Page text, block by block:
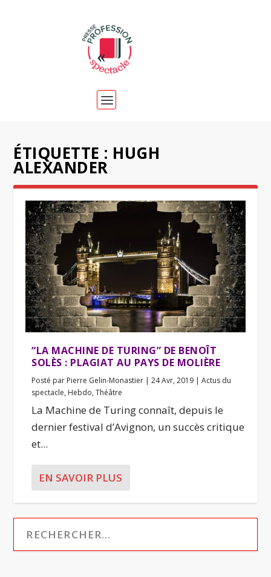
ÉTIQUETTE : HUGH
ALEXANDER
“LA MACHINE DE TURING” DE BENOÎT
SOLÈS : PLAGIAT AU PAYS DE MOLIÈRE
Posté par Pierre Gelin-Monastier |24 Avr, 2019 |Actus du
spectacle, Hebdo,Théâtre
La Machine de Turing connaît, depuis le
dernier festival d’Avignon, un succès critique
et...
EN SAVOIR PLUS